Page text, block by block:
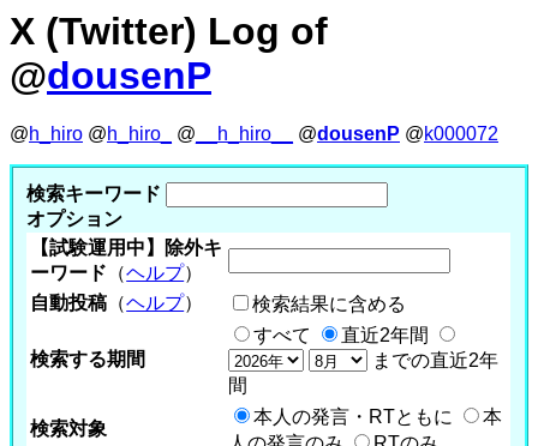
X (Twitter) Log of
@dousenP
@h_hiro @h_hiro_ @ __h_hiro__ @dousenP @k000072
検索キーワード
オプション
【試験運用中】除外キ
ーワード （ヘルプ）
自動投稿 （ヘルプ） 検索結果に含める
検索する期間
すべて
直近2年間
までの直近2年
間
検索対象
本人の発言・RTともに
本